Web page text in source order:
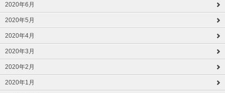
2020年6月
2020年5月
2020年4月
2020年3月
2020年2月
2020年1月